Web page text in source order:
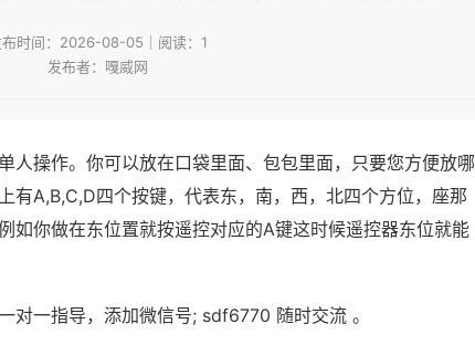
布时间：2026-08-05｜阅读：1
发布者：嘎威网
人操作。你可以放在口袋里面、包包里面，只要您方便放哪
有A,B,C,D四个按键，代表东，南，西，北四个方位，座那
如你做在东位置就按遥控对应的A键这时候遥控器东位就能
对一指导，添加微信号; sdf6770 随时交流 。